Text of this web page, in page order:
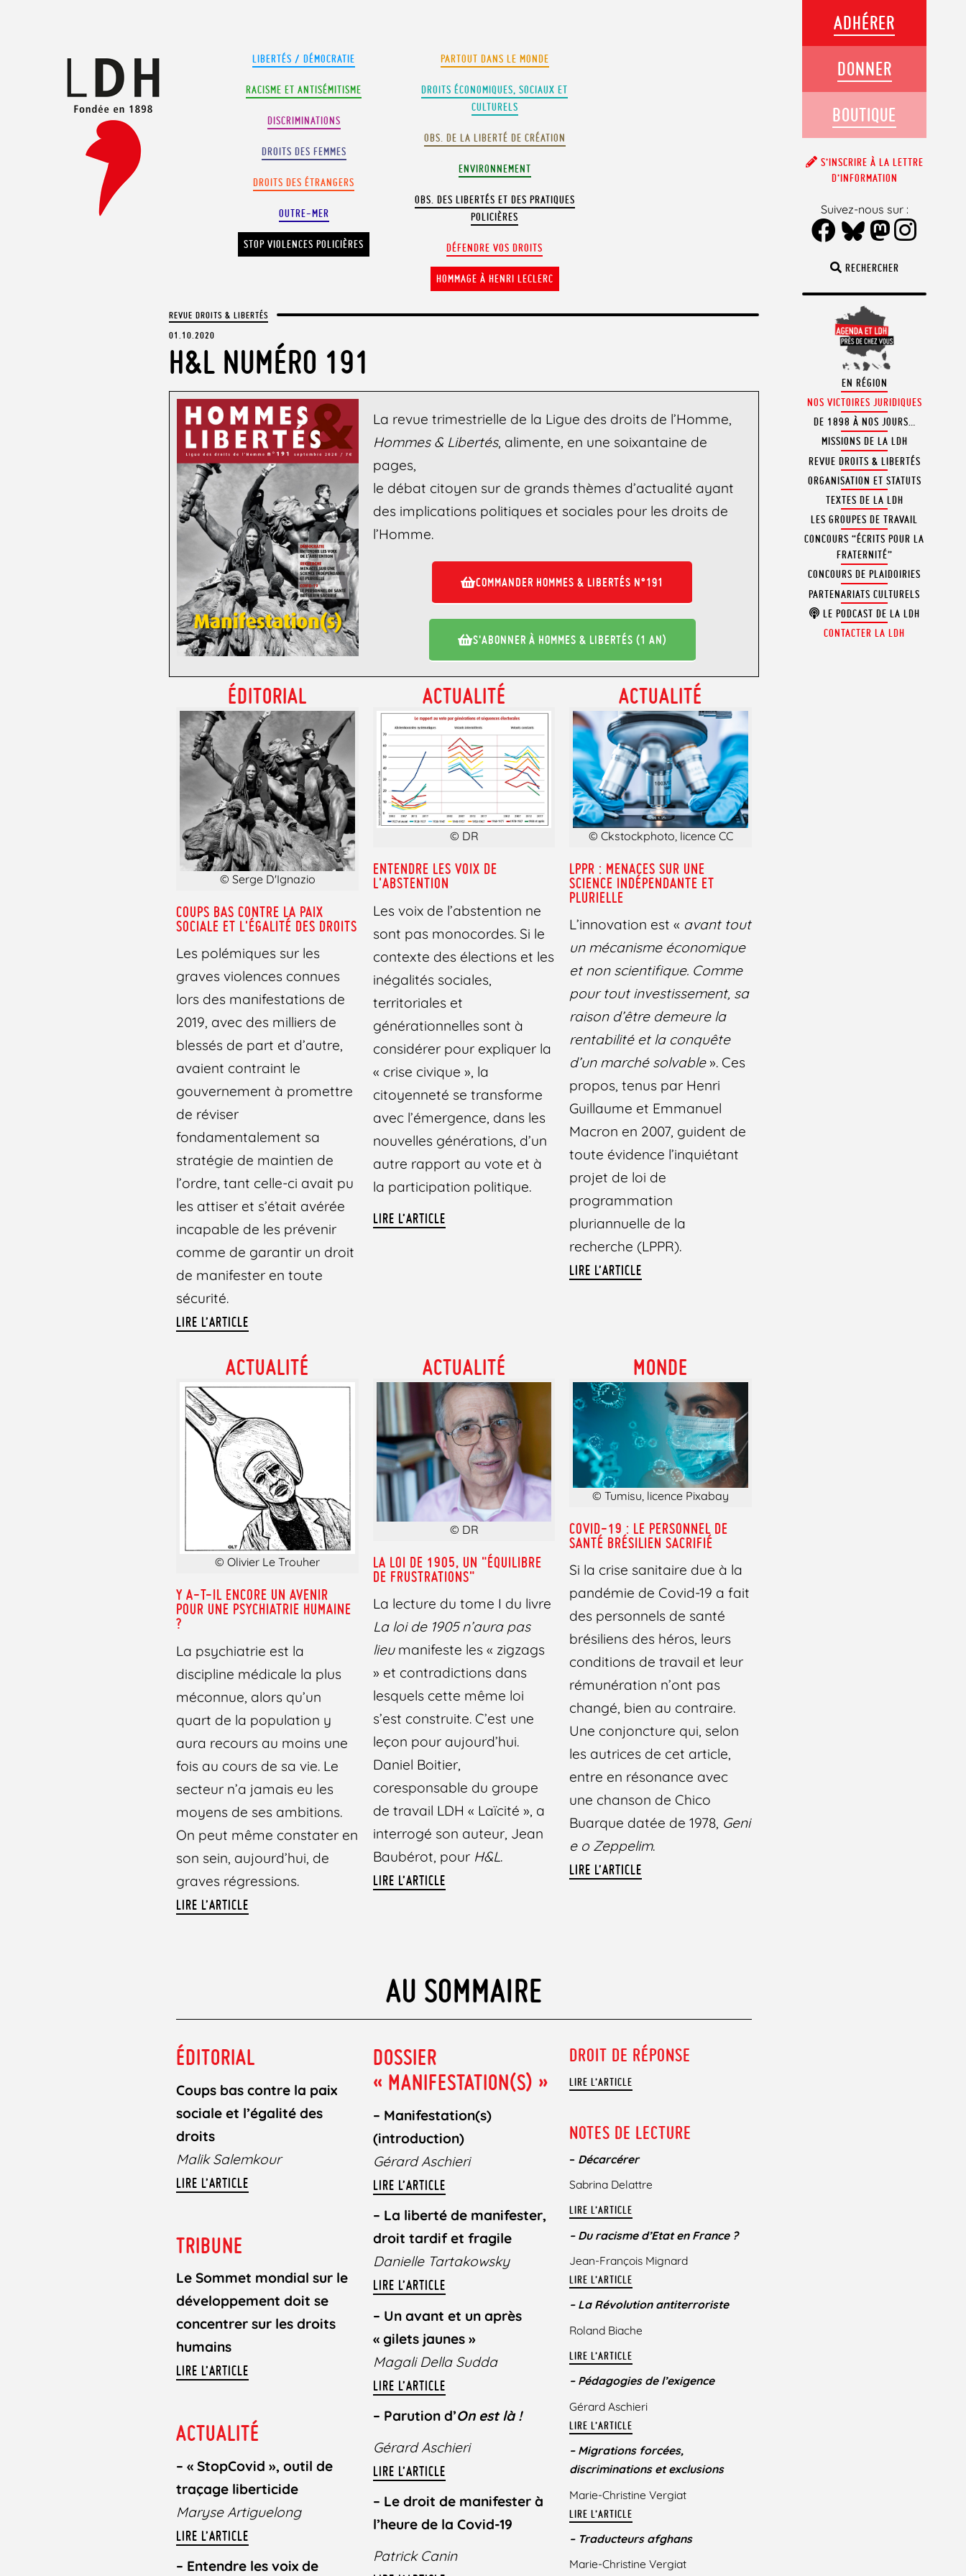
LIBERTÉS / DÉMOCRATIE
RACISME ET ANTISÉMITISME
DISCRIMINATIONS
DROITS DES FEMMES
DROITS DES ÉTRANGERS
OUTRE-MER
STOP VIOLENCES POLICIÈRES
PARTOUT DANS LE MONDE
DROITS ÉCONOMIQUES, SOCIAUX ET
CULTURELS
OBS. DE LA LIBERTÉ DE CRÉATION
ENVIRONNEMENT
OBS. DES LIBERTÉS ET DES PRATIQUES
POLICIÈRES
DÉFENDRE VOS DROITS
HOMMAGE À HENRI LECLERC
REVUE DROITS & LIBERTÉS
01.10.2020
H&L NUMÉRO 191
La revue trimestrielle de la Ligue des droits de l’Homme,
Hommes & Libertés, alimente, en une soixantaine de
pages,
le débat citoyen sur de grands thèmes d’actualité ayant
des implications politiques et sociales pour les droits de
l’Homme.
COMMANDER HOMMES & LIBERTÉS N°191
S'ABONNER À HOMMES & LIBERTÉS (1 AN)
ÉDITORIAL
© Serge D'Ignazio
COUPS BAS CONTRE LA PAIX
SOCIALE ET L'ÉGALITÉ DES DROITS
Les polémiques sur les
graves violences connues
lors des manifestations de
2019, avec des milliers de
blessés de part et d’autre,
avaient contraint le
gouvernement à promettre
de réviser
fondamentalement sa
stratégie de maintien de
l’ordre, tant celle-ci avait pu
les attiser et s’était avérée
incapable de les prévenir
comme de garantir un droit
de manifester en toute
sécurité.
LIRE L’ARTICLE
ACTUALITÉ
© DR
ENTENDRE LES VOIX DE
L'ABSTENTION
Les voix de l’abstention ne
sont pas monocordes. Si le
contexte des élections et les
inégalités sociales,
territoriales et
générationnelles sont à
considérer pour expliquer la
« crise civique », la
citoyenneté se transforme
avec l’émergence, dans les
nouvelles générations, d’un
autre rapport au vote et à
la participation politique.
LIRE L’ARTICLE
ACTUALITÉ
© Ckstockphoto, licence CC
LPPR : MENACES SUR UNE
SCIENCE INDÉPENDANTE ET
PLURIELLE
L’innovation est « avant tout
un mécanisme économique
et non scientifique. Comme
pour tout investissement, sa
raison d’être demeure la
rentabilité et la conquête
d’un marché solvable». Ces
propos, tenus par Henri
Guillaume et Emmanuel
Macron en 2007, guident de
toute évidence l’inquiétant
projet de loi de
programmation
pluriannuelle de la
recherche (LPPR).
LIRE L’ARTICLE
ACTUALITÉ
© Olivier Le Trouher
Y A-T-IL ENCORE UN AVENIR
POUR UNE PSYCHIATRIE HUMAINE
?
La psychiatrie est la
discipline médicale la plus
méconnue, alors qu’un
quart de la population y
aura recours au moins une
fois au cours de sa vie. Le
secteur n’a jamais eu les
moyens de ses ambitions.
On peut même constater en
son sein, aujourd’hui, de
graves régressions.
LIRE L’ARTICLE
ACTUALITÉ
© DR
LA LOI DE 1905, UN "ÉQUILIBRE
DE FRUSTRATIONS"
La lecture du tome I du livre
La loi de 1905 n’aura pas
lieumanifeste les « zigzags
» et contradictions dans
lesquels cette même loi
s’est construite. C’est une
leçon pour aujourd’hui.
Daniel Boitier,
coresponsable du groupe
de travail LDH « Laïcité », a
interrogé son auteur, Jean
Baubérot, pour H&L.
LIRE L’ARTICLE
MONDE
© Tumisu, licence Pixabay
COVID-19 : LE PERSONNEL DE
SANTÉ BRÉSILIEN SACRIFIÉ
Si la crise sanitaire due à la
pandémie de Covid-19 a fait
des personnels de santé
brésiliens des héros, leurs
conditions de travail et leur
rémunération n’ont pas
changé, bien au contraire.
Une conjoncture qui, selon
les autrices de cet article,
entre en résonance avec
une chanson de Chico
Buarque datée de 1978, Geni
e o Zeppelim.
LIRE L’ARTICLE
AU SOMMAIRE
ÉDITORIAL
Coups bas contre la paix
sociale et l’égalité des
droits
Malik Salemkour
LIRE L’ARTICLE
TRIBUNE
Le Sommet mondial sur le
développement doit se
concentrer sur les droits
humains
LIRE L’ARTICLE
ACTUALITÉ
–« StopCovid », outil de
traçage liberticide
Maryse Artiguelong
LIRE L’ARTICLE
– Entendre les voix de
DOSSIER
« MANIFESTATION(S) »
– Manifestation(s)
(introduction)
Gérard Aschieri
LIRE L’ARTICLE
– La liberté de manifester,
droit tardif et fragile
Danielle Tartakowsky
LIRE L’ARTICLE
– Un avant et un après
« gilets jaunes »
Magali Della Sudda
LIRE L’ARTICLE
– Parution d’On est là !
Gérard Aschieri
LIRE L’ARTICLE
– Le droit de manifester à
l’heure de la Covid-19
Patrick Canin
DROIT DE RÉPONSE
LIRE L’ARTICLE
NOTES DE LECTURE
– Décarcérer
Sabrina Delattre
LIRE L’ARTICLE
– Du racisme d’Etat en France ?
Jean-François Mignard
LIRE L’ARTICLE
– La Révolution antiterroriste
Roland Biache
LIRE L’ARTICLE
– Pédagogies de l’exigence
Gérard Aschieri
LIRE L’ARTICLE
– Migrations forcées,
discriminations et exclusions
Marie-Christine Vergiat
LIRE L’ARTICLE
– Traducteurs afghans
Marie-Christine Vergiat
RECHERCHER
EN RÉGION
NOS VICTOIRES JURIDIQUES
DE 1898 À NOS JOURS…
MISSIONS DE LA LDH
REVUE DROITS & LIBERTÉS
ORGANISATION ET STATUTS
TEXTES DE LA LDH
LES GROUPES DE TRAVAIL
CONCOURS “ÉCRITS POUR LA
FRATERNITÉ”
CONCOURS DE PLAIDOIRIES
PARTENARIATS CULTURELS
LE PODCAST DE LA LDH
CONTACTER LA LDH
ADHÉRER
DONNER
BOUTIQUE
S’INSCRIRE À LA LETTRE
D’INFORMATION
Suivez-nous sur :